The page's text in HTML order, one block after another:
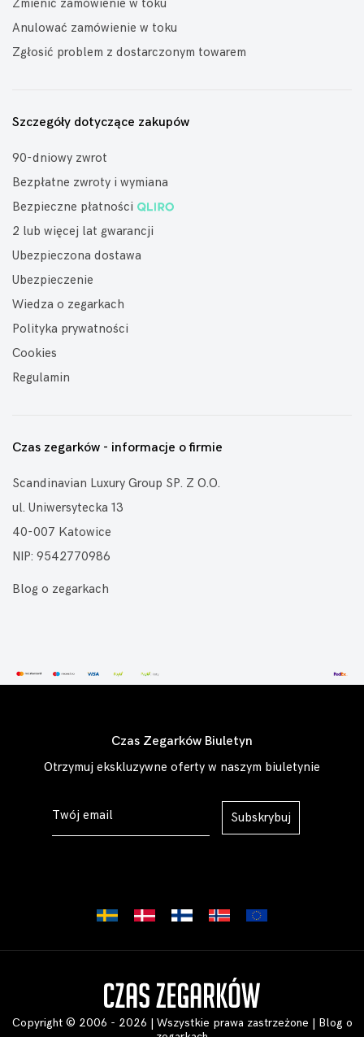
Zmienić zamówienie w toku
Anulować zamówienie w toku
Zgłosić problem z dostarczonym towarem
Szczegóły dotyczące zakupów
90-dniowy zwrot
Bezpłatne zwroty i wymiana
Bezpieczne płatności
2 lub więcej lat gwarancji
Ubezpieczona dostawa
Ubezpieczenie
Wiedza o zegarkach
Polityka prywatności
Cookies
Regulamin
Czas zegarków - informacje o firmie
Scandinavian Luxury Group SP. Z O.O.
ul. Uniwersytecka 13
40-007 Katowice
NIP: 9542770986
Blog o zegarkach
Czas Zegarków Biuletyn
Otrzymuj ekskluzywne oferty w naszym biuletynie
Subskrybuj
Copyright © 2006 - 2026 | Wszystkie prawa zastrzeżone | Blog o